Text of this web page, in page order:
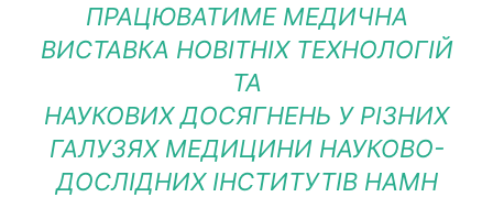
ПРАЦЮВАТИМЕ МЕДИЧНА
ВИСТАВКА НОВІТНІХ ТЕХНОЛОГІЙ
ТА
НАУКОВИХ ДОСЯГНЕНЬ У РІЗНИХ
ГАЛУЗЯХ МЕДИЦИНИ НАУКОВО-
ДОСЛІДНИХ ІНСТИТУТІВ НАМН